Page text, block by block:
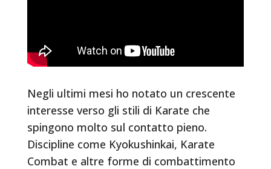
Negli ultimi mesi ho notato un crescente
interesse verso gli stili di Karate che
spingono molto sul contatto pieno.
Discipline come Kyokushinkai, Karate
Combat e altre forme di combattimento